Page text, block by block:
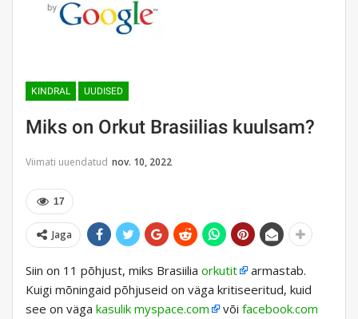
KINDRAL UUDISED
Miks on Orkut Brasiilias kuulsam?
Viimati uuendatud nov. 10, 2022
17
Jaga
Siin on 11 põhjust, miks Brasiilia orkutit
armastab.
Kuigi mõningaid põhjuseid on väga kritiseeritud, kuid
see on väga kasulik myspace.com või facebook.com